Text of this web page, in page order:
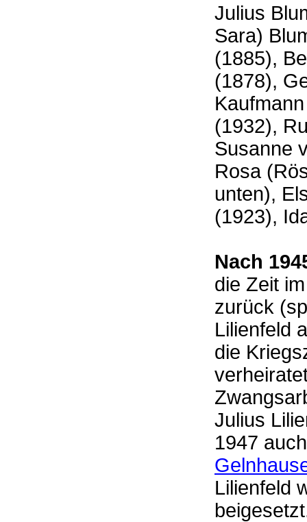
Julius
Sara)
(1885),
(1878),
(1932),
Susanne
Rosa
unten),
(1923),
Nach
die Zeit
zurück
Lilienfeld
die
Julius
1947
Lilienfeld